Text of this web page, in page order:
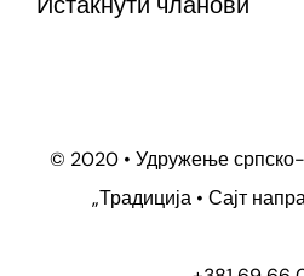
© 2020 • Удружење српско-
„Традиција • Сајт